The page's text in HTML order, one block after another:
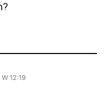
12:19